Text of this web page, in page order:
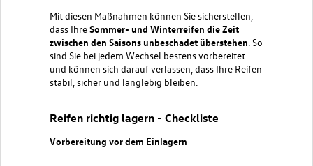
Mit diesen Maßnahmen können Sie sicherstellen,
dass IhreSommer- und Winterreifen die Zeit
zwischen den Saisons unbeschadet überstehen . So
sind Sie bei jedem Wechsel bestens vorbereitet
und können sich darauf verlassen, dass Ihre Reifen
stabil, sicher und langlebig bleiben.
Reifen richtig lagern - Checkliste
Vorbereitung vor dem Einlagern